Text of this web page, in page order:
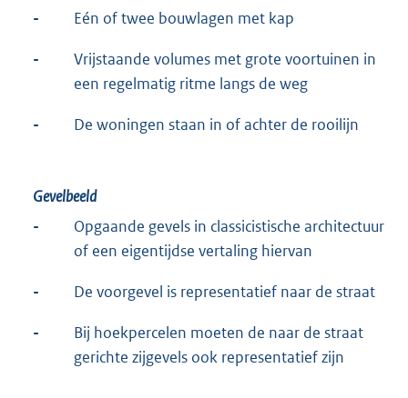
-
Eén of twee bouwlagen met kap
-
Vrijstaande volumes met grote voortuinen in
een regelmatig ritme langs de weg
- De woningen staan in of achter de rooilijn
Gevelbeeld
-
Opgaande gevels in classicistische architectuur
of een eigentijdse vertaling hiervan
- De voorgevel is representatief naar de straat
-
Bij hoekpercelen moeten de naar de straat
gerichte zijgevels ook representatief zijn